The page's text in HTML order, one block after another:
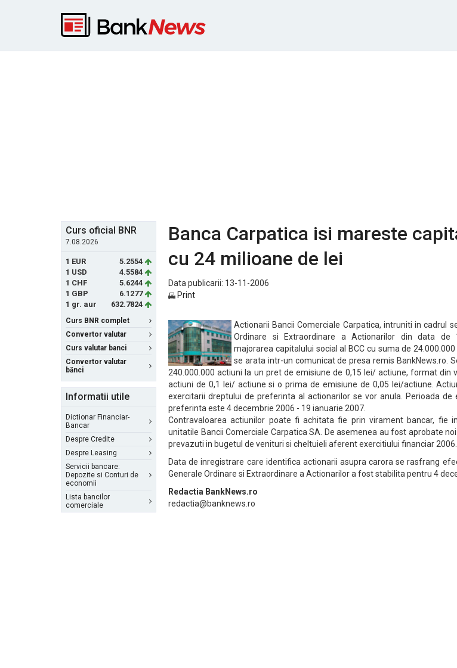
Curs oficial BNR
7.08.2026
1 EUR
5.2554
1 USD
4.5584
1 CHF
5.6244
1 GBP
6.1277
1 gr. aur
632.7824
Curs BNR complet
Convertor valutar
Curs valutar banci
Convertor valutar
bănci
Informatii utile
Dictionar Financiar-
Bancar
Despre Credite
Despre Leasing
Servicii bancare:
Depozite si Conturi de
economii
Lista bancilor
comerciale
Banca Carpatica isi mareste
cu 24 milioane de lei
Data publicarii: 13-11-2006
Print
Actionarii Bancii Comerciale Carpatica, intruniti in cadrul
Ordinare si Extraordinare a Actionarilor din data de
majorarea capitalului social al BCC cu suma de
se arata intr-un comunicat de presa remis BankNews.ro.
240.000.000 actiuni la un pret de emisiune de 0,15 lei/ actiune, format din
actiuni de 0,1 lei/ actiune si o prima de emisiune de 0,05 lei/actiune.
exercitarii dreptului de preferinta al actionarilor se vor anula. Perioada de
preferinta este 4 decembrie 2006 - 19 ianuarie 2007.
Contravaloarea actiunilor poate fi achitata fie prin virament bancar, fie
unitatile Bancii Comerciale Carpatica SA. De asemenea au fost aprobate
prevazuti in bugetul de venituri si cheltuieli aferent exercitiului financiar 2006.
Data de inregistrare care identifica actionarii asupra carora se rasfrang
Generale Ordinare si Extraordinare a Actionarilor a fost stabilita pentru 4
Redactia BankNews.ro
redactia@banknews.ro